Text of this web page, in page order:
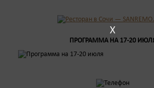
ПРОГРАММА НА 17-20
X